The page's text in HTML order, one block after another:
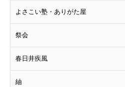
よさこい塾・ありがた屋
祭会
春日井疾風
紬